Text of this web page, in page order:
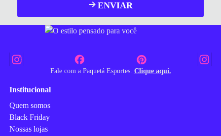
ENVIAR
Fale com a Paquetá Esportes. Clique aqui.
Institucional
Quem somos
Black Friday
Nossas lojas